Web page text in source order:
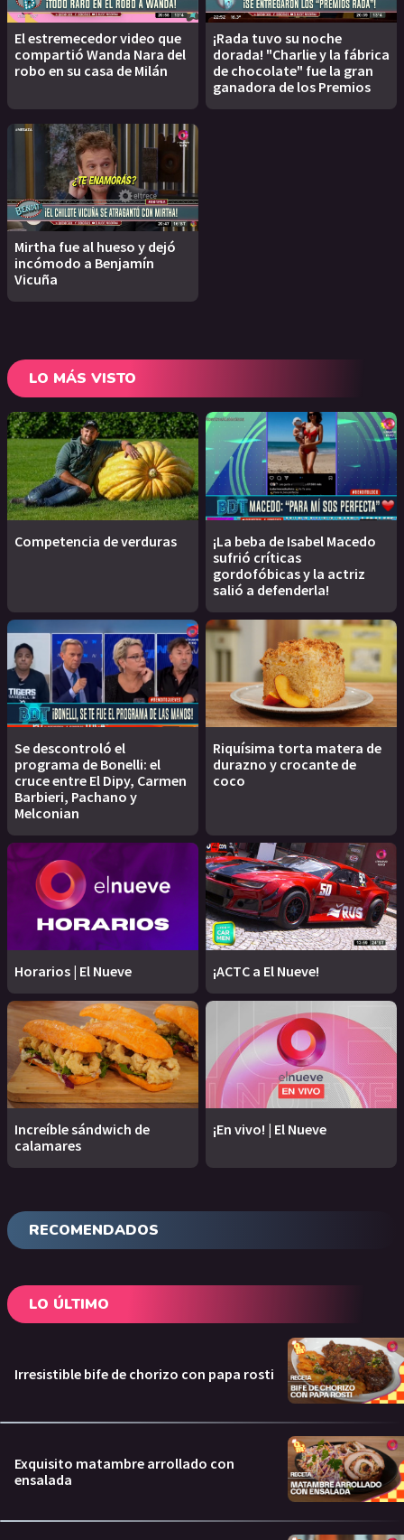
El estremecedor video que
compartió Wanda Nara del
robo en su casa de Milán
¡Rada tuvo su noche
dorada! "Charlie y la fábrica
de chocolate" fue la gran
ganadora de los Premios
Mirtha fue al hueso y dejó
incómodo a Benjamín
Vicuña
LO MÁS VISTO
Competencia de verduras
¡La beba de Isabel Macedo
sufrió críticas
gordofóbicas y la actriz
salió a defenderla!
Se descontroló el
programa de Bonelli: el
cruce entre El Dipy, Carmen
Barbieri, Pachano y
Melconian
Riquísima torta matera de
durazno y crocante de
coco
Horarios | El Nueve ¡ACTC a El Nueve!
Increíble sándwich de
calamares
¡En vivo! | El Nueve
RECOMENDADOS
LO ÚLTIMO
Irresistible bife de chorizo con papa rosti
Exquisito matambre arrollado con
ensalada